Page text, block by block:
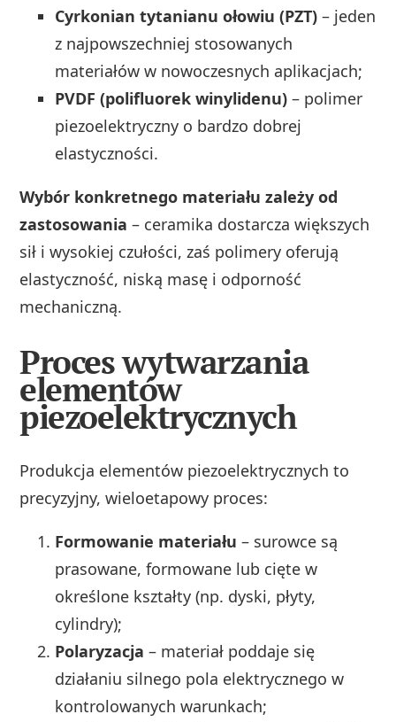
Cyrkonian tytanianu ołowiu (PZT) – jeden
z najpowszechniej stosowanych
materiałów w nowoczesnych aplikacjach;
PVDF (polifluorek winylidenu) – polimer
piezoelektryczny o bardzo dobrej
elastyczności.
Wybór konkretnego materiału zależy od
zastosowania – ceramika dostarcza większych
sił i wysokiej czułości, zaś polimery oferują
elastyczność, niską masę i odporność
mechaniczną.
Proces wytwarzania
elementów
piezoelektrycznych
Produkcja elementów piezoelektrycznych to
precyzyjny, wieloetapowy proces:
Formowanie materiału – surowce są
prasowane, formowane lub cięte w
określone kształty (np. dyski, płyty,
cylindry);
Polaryzacja – materiał poddaje się
działaniu silnego pola elektrycznego w
kontrolowanych warunkach;